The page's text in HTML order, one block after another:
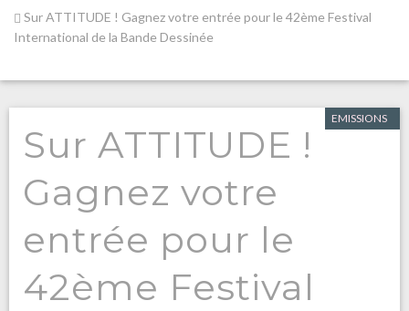
Sur ATTITUDE ! Gagnez votre entrée pour le 42ème Festival
International de la Bande Dessinée
EMISSIONS
Sur ATTITUDE !
Gagnez votre
entrée pour le
42ème Festival